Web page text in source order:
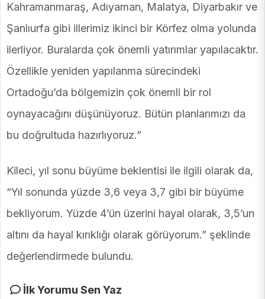
Kahramanmaraş, Adıyaman, Malatya, Diyarbakır ve
Şanlıurfa gibi illerimiz ikinci bir Körfez olma yolunda
ilerliyor. Buralarda çok önemli yatırımlar yapılacaktır.
Özellikle yeniden yapılanma sürecindeki
Ortadoğu’da bölgemizin çok önemli bir rol
oynayacağını düşünüyoruz. Bütün planlarımızı da
bu doğrultuda hazırlıyoruz.”
Kileci, yıl sonu büyüme beklentisi ile ilgili olarak da,
“Yıl sonunda yüzde 3,6 veya 3,7 gibi bir büyüme
bekliyorum. Yüzde 4’ün üzerini hayal olarak, 3,5’un
altını da hayal kırıklığı olarak görüyorum.” şeklinde
değerlendirmede bulundu.
İlk Yorumu Sen Yaz